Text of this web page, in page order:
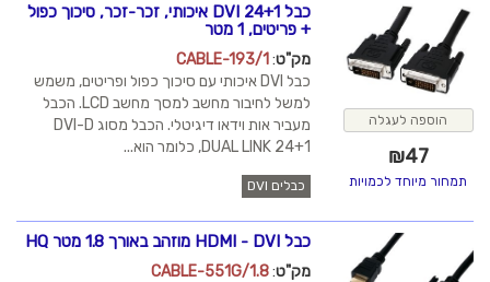
כבל DVI 24+1 איכותי, זכר-זכר, סיכוך כפול
+ פריטים, 1 מטר
מק"ט
CABLE-193/1
כבל DVI איכותי עם סיכוך כפול ופריטים, משמש
למשל לחיבור מחשב למסך מחשב LCD. הכבל
מעביר אות וידאו דיגיטלי. הכבל מסוג DVI-D
DUAL LINK 24+1, כלומר הוא...
כבלים DVI
מק"ט:
CABLE-551G/1.8